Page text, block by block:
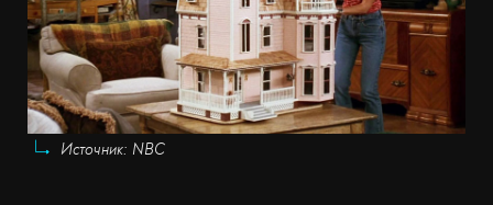
Источник: NBC